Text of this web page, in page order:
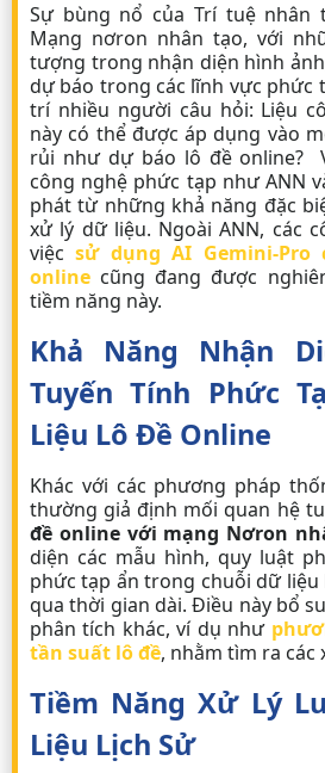
Sự bùng nổ của Trí tuệ nhân
Mạng nơron nhân tạo, với
tượng trong nhận diện hình
dự báo trong các lĩnh vực phức
trí nhiều người câu hỏi: Liệu
này có thể được áp dụng vào
rủi như dự báo lô đề online?
công nghệ phức tạp như ANN
phát từ những khả năng đặc
xử lý dữ liệu. Ngoài ANN, các
việcsử dụng AI Gemini-
online cũng đang được
tiềm năng này.
Khả Năng Nhận
Tuyến Tính Phức
Liệu Lô Đề Online
Khác với các phương pháp
thường giả định mối quan hệ
đề online với mạng Nơron
diện các mẫu hình, quy luật
phức tạp ẩn trong chuỗi dữ liệu
qua thời gian dài. Điều này bổ
phân tích khác, ví dụ như
tần suất lô đề, nhằm tìm ra các
Tiềm Năng Xử Lý
Liệu Lịch Sử